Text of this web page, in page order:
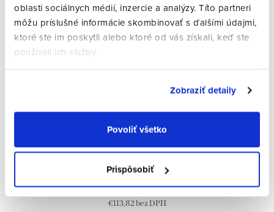
oblasti sociálnych médií, inzercie a analýzy. Títo partneri
môžu príslušné informácie skombinovať s ďalšími údajmi,
ktoré ste im poskytli alebo ktoré od vás získali, keď ste
používali ich služby.
Zobraziť detaily
Povoliť všetko
Prispôsobiť
Marc Jacobs MARC362/S 1EDIR
€113,82 bez DPH
€140